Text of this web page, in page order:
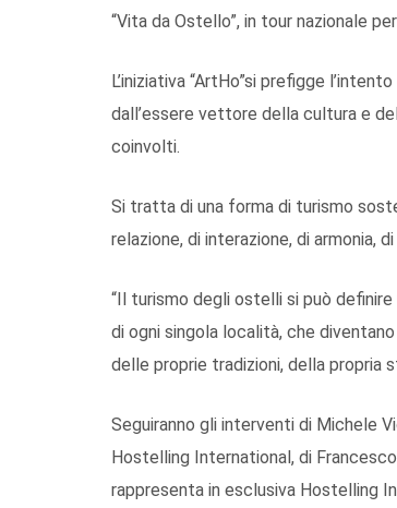
“Vita da Ostello”, in tour nazionale
L’iniziativa “ArtHo”si prefigge
dall’essere vettore della cultura e
coinvolti.
Si tratta di una forma di turismo
relazione, di interazione, di armonia,
“Il turismo degli ostelli si può
di ogni singola località, che
delle proprie tradizioni, della propria
Seguiranno gli interventi di Michele
Hostelling International, di
rappresenta in esclusiva Hostelling